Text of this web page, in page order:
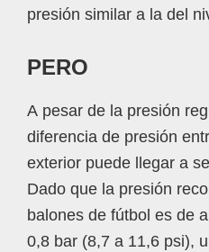
presión similar a la del
PERO
A pesar de la presión
diferencia de presión
exterior puede llegar a
Dado que la presión
balones de fútbol es de
0,8 bar (8,7 a 11,6 psi),